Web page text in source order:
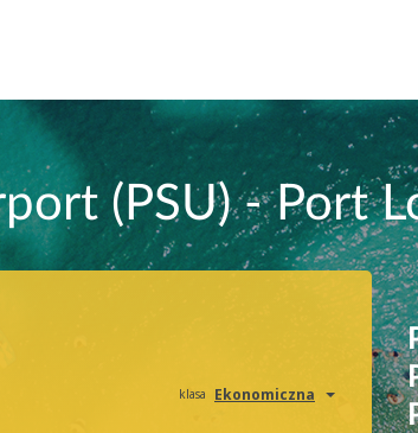
(PSU) - Port
klasa Ekonomiczna